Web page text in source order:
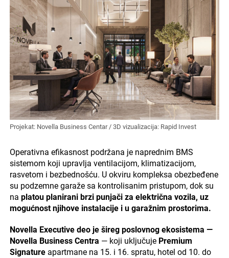
Projekat: Novella Business Centar / 3D vizualizacija: Rapid Invest
Operativna efikasnost podržana je naprednim BMS
sistemom koji upravlja ventilacijom, klimatizacijom,
rasvetom i bezbednošću. U okviru kompleksa obezbeđene
su podzemne garaže sa kontrolisanim pristupom, dok su
na platou planirani brzi punjači za električna vozila, uz
mogućnost njihove instalacije i u garažnim prostorima.
Novella Executive deo je šireg poslovnog ekosistema —
Novella Business Centra — koji uključujePremium
Signatureapartmane na 15. i 16. spratu, hotel od 10. do